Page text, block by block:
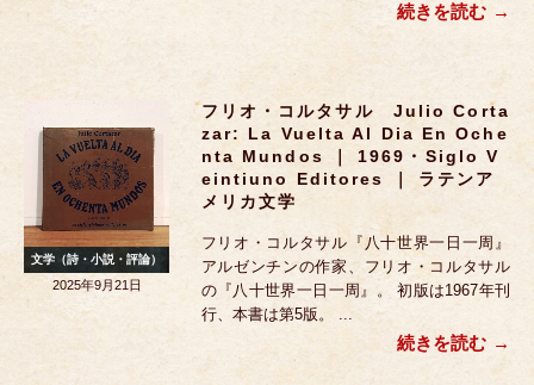
続きを読む
フリオ・コルタサル Julio Corta
Zar: La Vuelta Al Dia En Oche
Nta Mundos ｜ 1969・Siglo V
Eintiuno Editores ｜ ラテンア
メリカ文学
フリオ・コルタサル『八十世界一日一周』
アルゼンチンの作家、フリオ・コルタサル
の『八十世界一日一周』。 初版は1967年刊
行、本書は第5版。 ...
続きを読む
文学（詩・小説・評論）
2025年9月21日